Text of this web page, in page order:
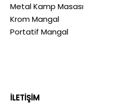
Metal Kamp Masası
Krom Mangal
Portatif Mangal
İLETİŞİM